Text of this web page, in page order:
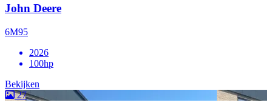
John Deere
6M95
2026
100hp
Bekijken
27